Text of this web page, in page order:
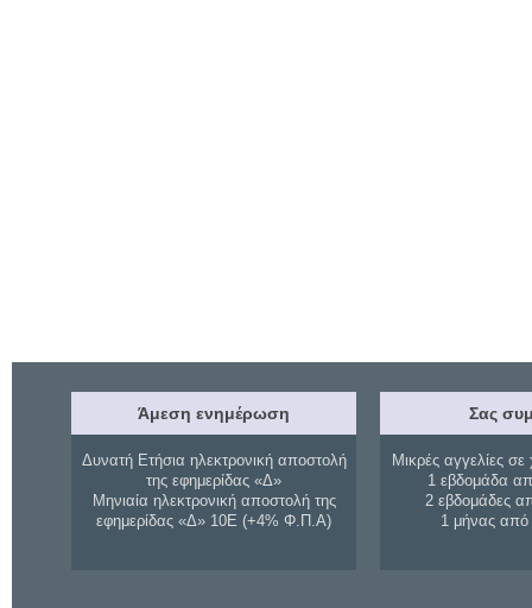
Άμεση ενημέρωση
Δυνατή Ετήσια ηλεκτρονική αποστολή
της εφημερίδας «Δ»
Μηνιαία ηλεκτρονική αποστολή της
εφημερίδας «Δ» 10Ε (+4% Φ.Π.Α)
Σας
Μικρές αγγελίες σε
1 εβδομάδα
2 εβδομάδες
1 μήνας